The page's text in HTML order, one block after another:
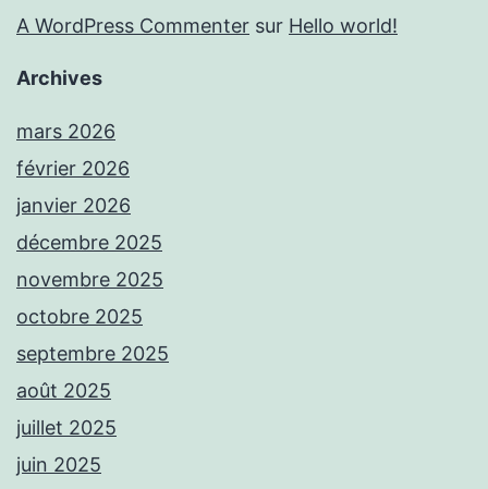
A WordPress Commenter sur Hello world!
Archives
mars 2026
février 2026
janvier 2026
décembre 2025
novembre 2025
octobre 2025
septembre 2025
août 2025
juillet 2025
juin 2025